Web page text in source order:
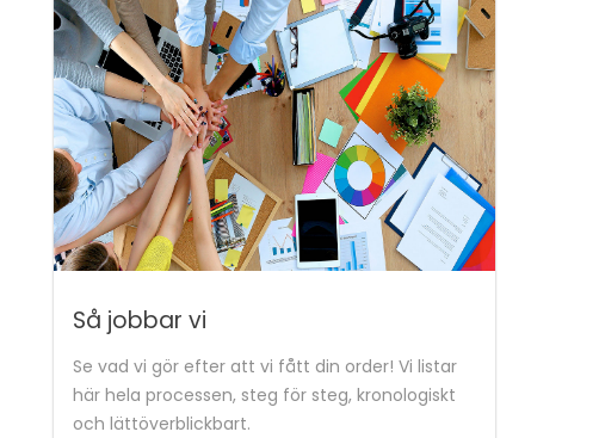
Så jobbar vi
Se vad vi gör efter att vi fått din order! Vi listar
här hela processen, steg för steg, kronologiskt
och lättöverblickbart.